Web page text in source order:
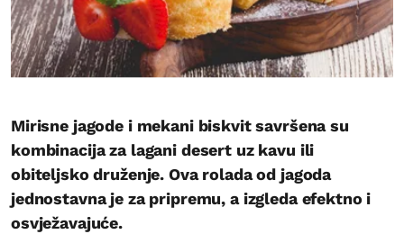
Mirisne jagode i mekani biskvit savršena su
kombinacija za lagani desert uz kavu ili
obiteljsko druženje. Ova rolada od jagoda
jednostavna je za pripremu, a izgleda efektno i
osvježavajuće.